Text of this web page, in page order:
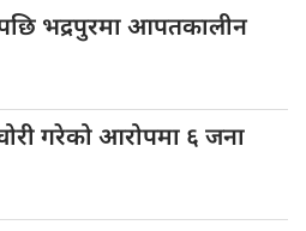
भद्रपुरमा आपतकालीन
गरेको आरोपमा ६ जना